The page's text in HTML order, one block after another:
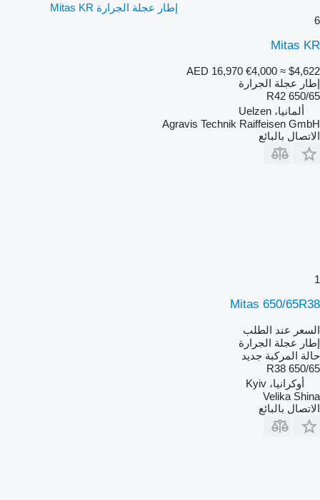
إطار عجلة الجرارة Mitas KR
6
Mitas KR
AED 16,970 €4,000 ≈ $4,622
إطار عجلة الجرارة
650/65 R42
ألمانيا، Uelzen
Agravis Technik Raiffeisen GmbH
الاتصال بالبائع
1
Mitas 650/65R38
السعر عند الطلب
إطار عجلة الجرارة
حالة المركبة جديد
650/65 R38
أوكرانيا، Kyiv
Velika Shina
الاتصال بالبائع